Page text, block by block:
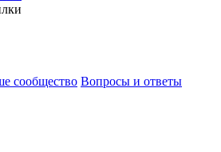
сообщество Вопросы и ответы